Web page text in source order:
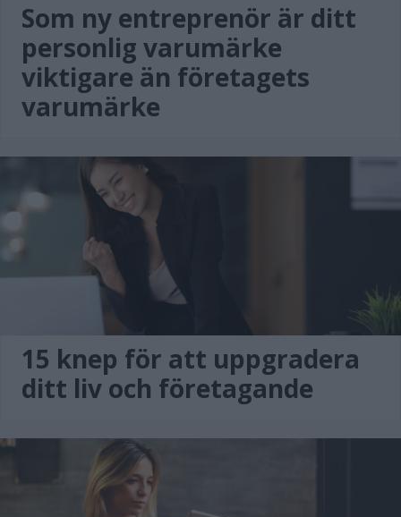
Som ny entreprenör är ditt
personlig varumärke
viktigare än företagets
varumärke
15 knep för att uppgradera
ditt liv och företagande